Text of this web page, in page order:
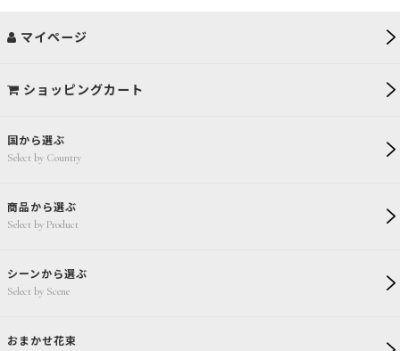
国から選ぶ
Select by Country
商品から選ぶ
Select by Product
シーンから選ぶ
Select by Scene
おまかせ花束
マイページ
ショッピングカート